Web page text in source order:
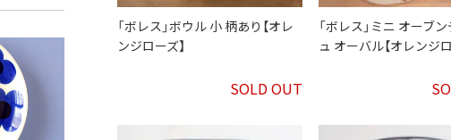
「ボレス」ボウル 小 柄あり【オレ
ンジローズ】
SOLD OUT
「ボレス」ミニ オーブ
ュ オーバル【オレンジ